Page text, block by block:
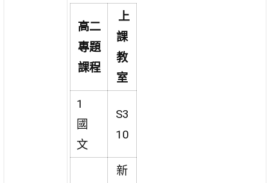
高二
專題
課程
上
課
教
室
1
國
文
S3
10
新